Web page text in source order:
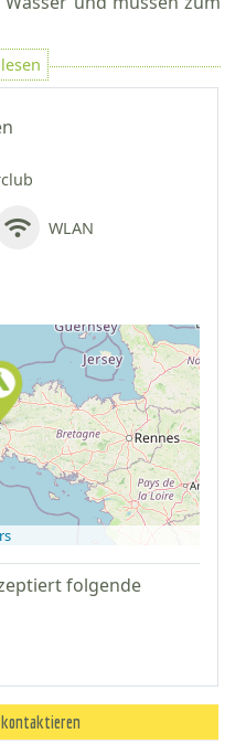
WLAN
Maps
folgende
kontaktieren